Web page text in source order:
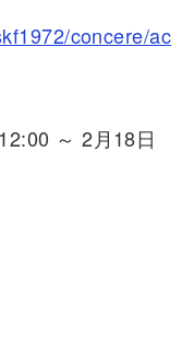
concere/ac
～ 2月18日